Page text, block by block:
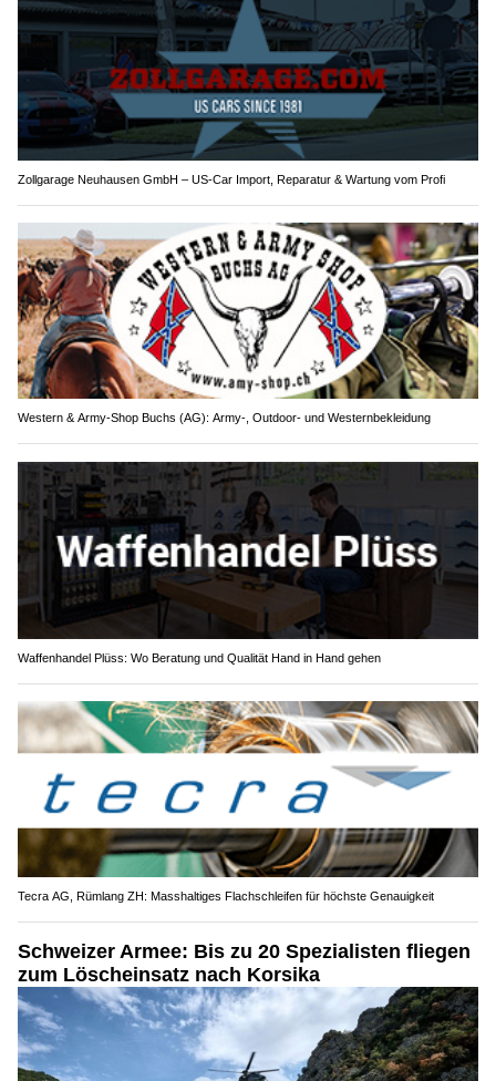
Zollgarage Neuhausen GmbH – US-Car Import, Reparatur & Wartung vom Profi
Western & Army-Shop Buchs (AG): Army-, Outdoor- und Westernbekleidung
Waffenhandel Plüss: Wo Beratung und Qualität Hand in Hand gehen
Tecra AG, Rümlang ZH: Masshaltiges Flachschleifen für höchste Genauigkeit
Schweizer Armee: Bis zu 20 Spezialisten fliegen
zum Löscheinsatz nach Korsika